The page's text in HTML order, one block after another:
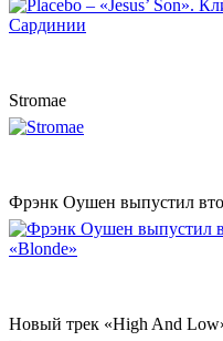
Stromae
Фрэнк Оушен выпустил
Новый трек «High And